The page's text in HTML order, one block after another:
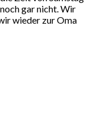
gar nicht. Wir
wieder zur Oma